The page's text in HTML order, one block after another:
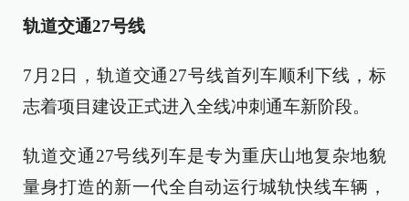
轨道交通27号线
7月2日，轨道交通27号线首列车顺利下线，标
志着项目建设正式进入全线冲刺通车新阶段。
轨道交通27号线列车是专为重庆山地复杂地貌
量身打造的新一代全自动运行城轨快线车辆，